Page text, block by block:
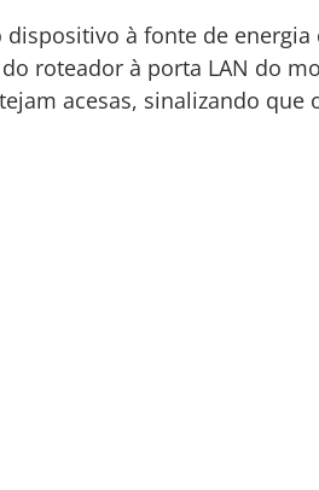
à fonte de energia
roteador à porta LAN do
acesas, sinalizando que